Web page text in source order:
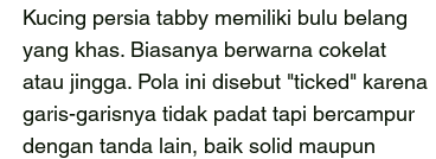
Kucing persia tabby memiliki bulu belang
yang khas. Biasanya berwarna cokelat
atau jingga. Pola ini disebut "ticked" karena
garis-garisnya tidak padat tapi bercampur
dengan tanda lain, baik solid maupun